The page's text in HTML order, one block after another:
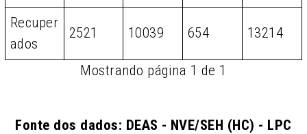
Recuper
ados
2521 10039 654 13214
Mostrando página 1 de 1
Fonte dos dados: DEAS - NVE/SEH (HC) - LPC